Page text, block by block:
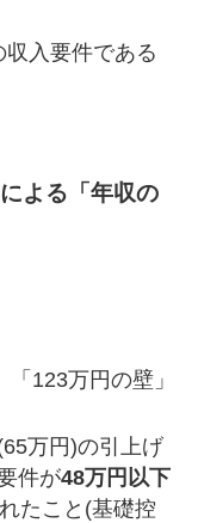
入要件である
よる「年収の
123万円の壁」
万円)の引上げ
件が48万円以下
たこと(基礎控